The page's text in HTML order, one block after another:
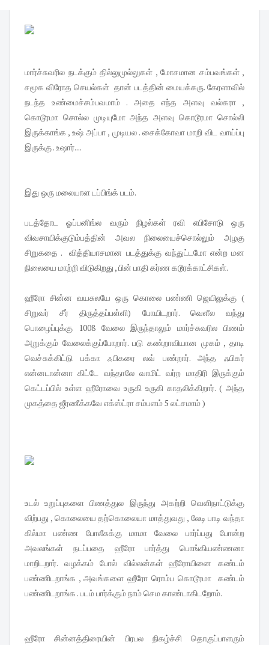
மார்ச்சுவரில நடக்கும் தில்லுமுல்லுகள் , மோசமான சம்பவங்கள் ,
சமூக விரோத செயல்கள் தான் படத்தின் மையக்கரு. கேரளாவில்
நடந்த உண்மைச்சம்பவமாம் . அதை எந்த அளவு வல்கரா ,
கொடூரமா சொல்ல முடியுமோ அந்த அளவு கொடூரமா சொல்லி
இருக்காங்க , உஷ் அப்பா , முடியல . சைக்கோவா மாறி விட வாய்ப்பு
இருக்கு . உஷார்....
இது ஒரு மலையாள டப்பிங்க் படம்.
படத்தோட ஓப்பனிங்ல வரும் நிழல்கள் ரவி எபிசோடு ஒரு
விவசாயிக்குடும்பத்தின் அவல நிலையைச்சொல்லும் அழகு
சிறுகதை . வித்தியாசமான படத்துக்கு வந்துட்டமோ என்ற மன
நிலையை மாற்றி விடுகிறது , பின் பாதி கர்ண கடூரக்காட்சிகள்.
ஹீரோ சின்ன வயசுலயே ஒரு கொலை பண்ணி ஜெயிலுக்கு (
சிறுவர் சீர் திருத்தப்பள்ளி) போயிடறார். வெளீல வந்து
பொழைப்புக்கு 1008 வேலை இருந்தாலும் மார்ச்சுவரில பிணம்
அறுக்கும் வேலைக்குப்போறார். படு கண்றாவியான முகம் , தாடி
வெச்சுக்கிட்டு பக்கா ஃபிகரை லவ் பண்றார். அந்த ஃபிகர்
என்னடான்னா கிட்டே வந்தாலே வாமிட் வர்ற மாதிரி இருக்கும்
கெட்டப்பில் உள்ள ஹீரோவை உருகி உருகி காதலிக்கிறார். ( அந்த
முகத்தை ஜீரணீக்கவே எக்ஸ்ட்ரா சம்பளம் 5 லட்சமாம் )
உடல் உறுப்புகளை பிணத்துல இருந்து அகற்றி வெளிநாட்டுக்கு
விற்பது , கொலையை தற்கொலையா மாத்துவது , லேடி பாடி வந்தா
கில்மா பண்ண போலீசுக்கு மாமா வேலை பார்ப்பது போன்ற
அவலங்கள் நடப்பதை ஹீரோ பார்த்து பொங்கியண்ணனா
மாறிடறார். வழக்கம் போல் வில்லன்கள் ஹீரோயினை கண்டம்
பண்ணிடறாங்க , அவங்களை ஹீரோ ரொம்ப கொடூரமா கண்டம்
பண்ணிடறாங்க . படம் பார்க்கும் நாம் செம காண்டாகிடறோம்.
ஹீரோ சின்னத்திரையின் பிரபல நிகழ்ச்சி தொகுப்பாளரும்